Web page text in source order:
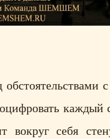
каждый
вокруг себя